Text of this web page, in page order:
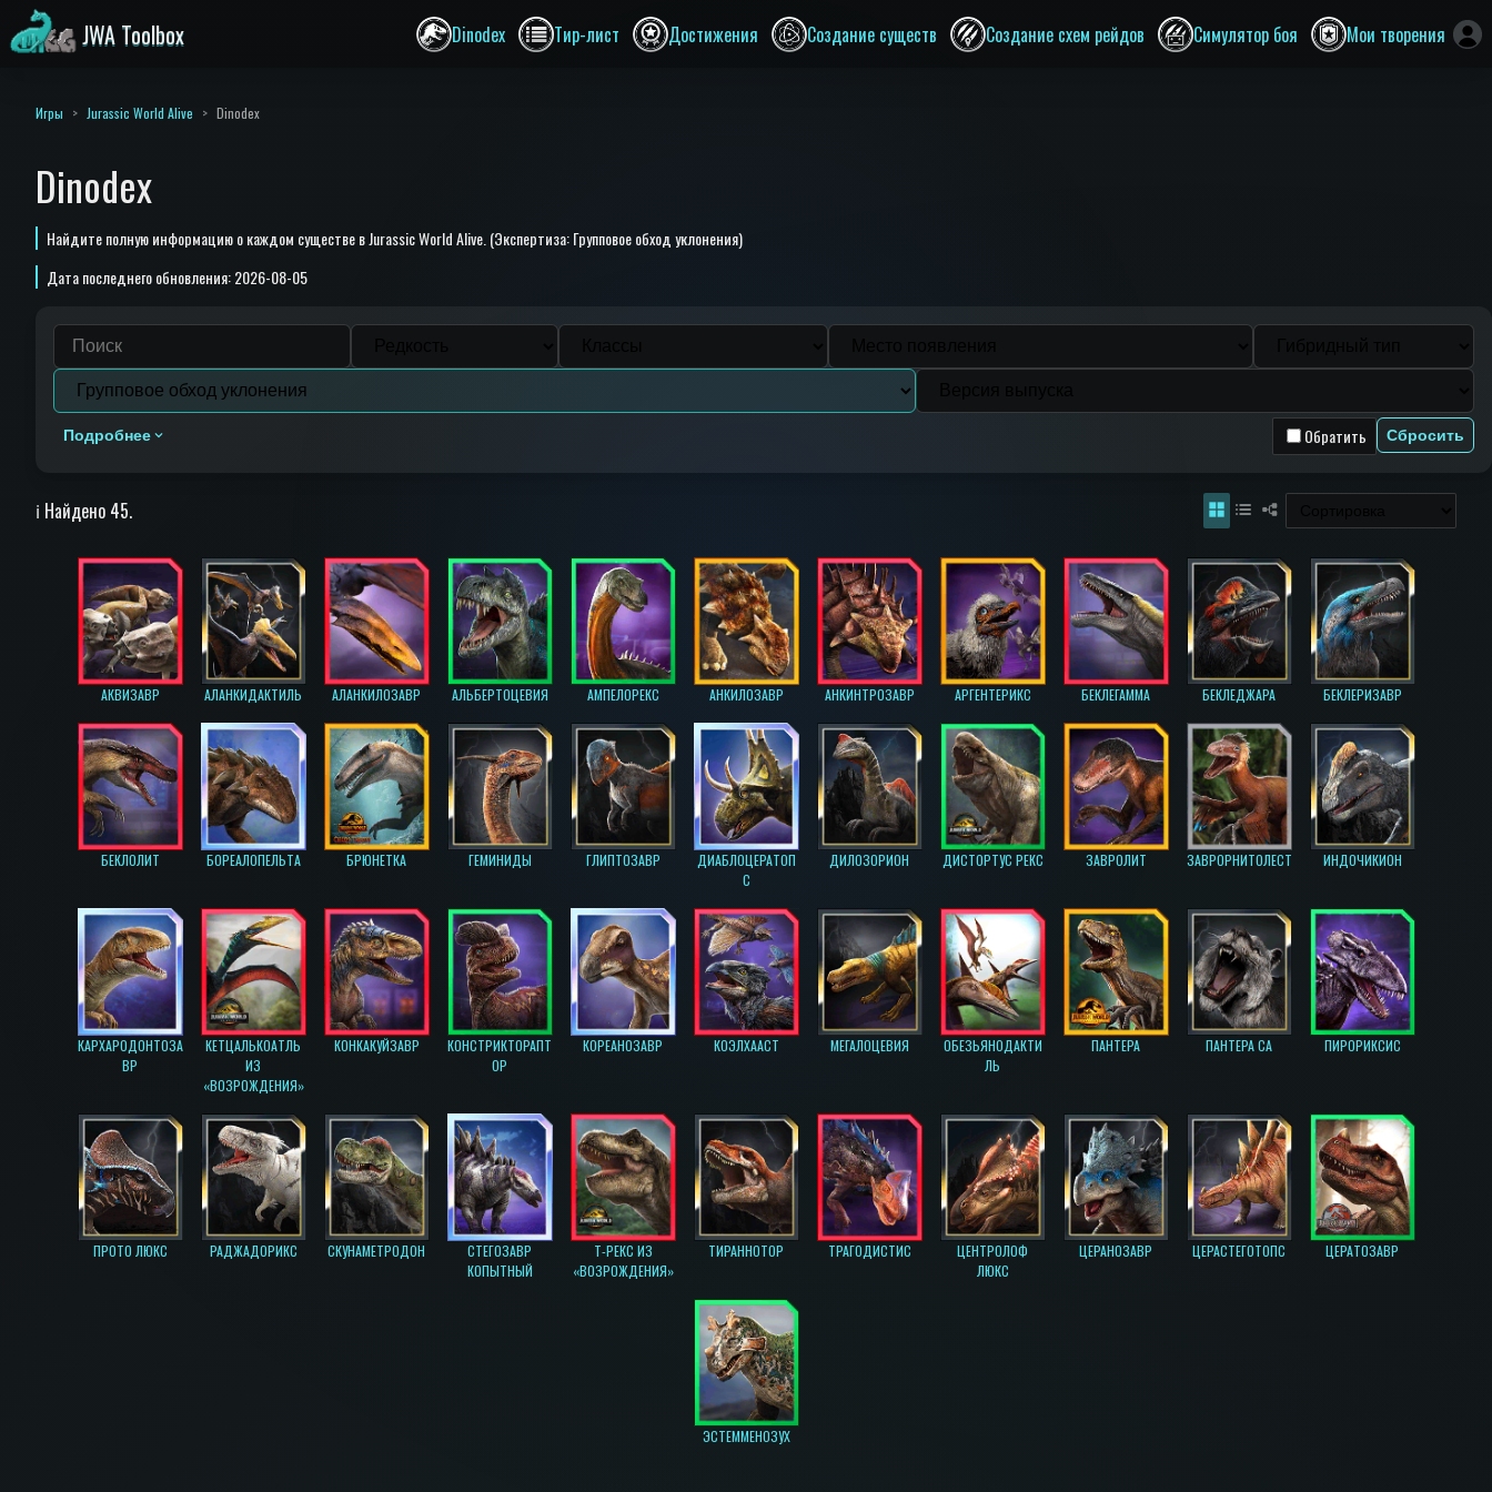
JWA Toolbox Dinodex Тир-лист Достижения Создание существ Создание схем рейдов Симулятор боя Мои творения
Игры Jurassic World Alive Dinodex
Dinodex
Найдите полную информацию о каждом существе в Jurassic World Alive. (Экспертиза: Групповое обход уклонения)
Дата последнего обновления: 2026-08-05
Подробнее Обратить Сбросить
ℹ️ Найдено 45.
АКВИЗАВР АЛАНКИДАКТИЛЬ АЛАНКИЛОЗАВР АЛЬБЕРТОЦЕВИЯ АМПЕЛОРЕКС АНКИЛОЗАВР АНКИНТРОЗАВР АРГЕНТЕРИКС БЕКЛЕГАММА БЕКЛЕДЖАРА БЕКЛЕРИЗАВР
БЕКЛОЛИТ БОРЕАЛОПЕЛЬТА БРЮНЕТКА ГЕМИНИДЫ ГЛИПТОЗАВР
ДИАБЛОЦЕРАТОП
С
ДИЛОЗОРИОН ДИСТОРТУС РЕКС ЗАВРОЛИТ ЗАВРОРНИТОЛЕСТ ИНДОЧИКИОН
КАРХАРОДОНТОЗА
ВР
КЕТЦАЛЬКОАТЛЬ
ИЗ
«ВОЗРОЖДЕНИЯ»
КОНКАКУЙЗАВР
КОНСТРИКТОРАПТ
ОР
КОРЕАНОЗАВР КОЭЛХААСТ МЕГАЛОЦЕВИЯ
ОБЕЗЬЯНОДАКТИ
ЛЬ
ПАНТЕРА ПАНТЕРА СА ПИРОРИКСИС
ПРОТО ЛЮКС РАДЖАДОРИКС СКУНАМЕТРОДОН
СТЕГОЗАВР
КОПЫТНЫЙ
Т-РЕКС ИЗ
«ВОЗРОЖДЕНИЯ»
ТИРАННОТОР ТРАГОДИСТИС
ЦЕНТРОЛОФ
ЛЮКС
ЦЕРАНОЗАВР ЦЕРАСТЕГОТОПС ЦЕРАТОЗАВР
ЭСТЕММЕНОЗУХ